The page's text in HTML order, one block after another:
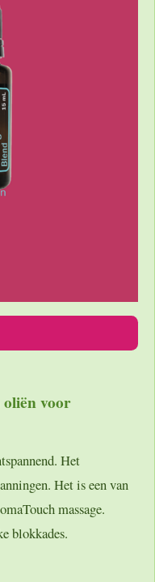
voor
Het
Het is een van
massage.
blokkades.